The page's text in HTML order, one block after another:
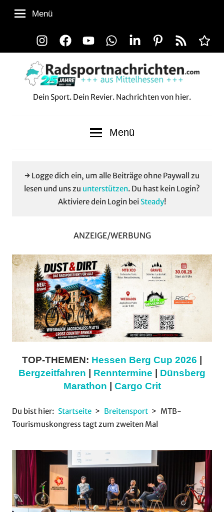
Zum
Inhalt
InstagramFacebookYouTubeWhatsAppLinkedInPinterest
RSS-
Feed
Alle
Menü
Dein Sport. Dein Revier. Nachrichten von hier.
Menü
→ Logge dich ein, um alle Beiträge ohne Paywall zu
lesen und uns zu unterstützen. Du hast kein Login?
Aktiviere dein Login bei Steady!
ANZEIGE/WERBUNG
TOP-THEMEN: Hessen Berg Cup 2026 |
Bergzeitfahren | Renntermine | Dünsberg
Marathon | Cargo Crit
Du bist hier: Startseite Breitensport
MTB-
Tourismuskongress tagt zum zweiten Mal